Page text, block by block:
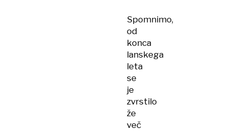
Spomnimo,
od
konca
lanskega
leta
se
je
zvrstilo
že
več